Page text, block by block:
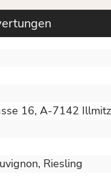
16, A-7142 Illmitz
, Riesling